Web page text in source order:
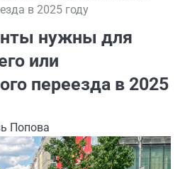
в 2025 году
нужны для
или
переезда в 2025
Попова